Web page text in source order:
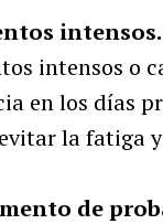
intensos.
intensos o
en los días
la fatiga
de